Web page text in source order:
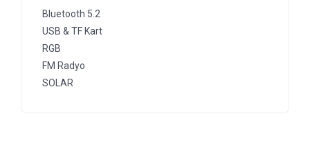
Bluetooth 5.2
USB & TF Kart
RGB
FM Radyo
SOLAR